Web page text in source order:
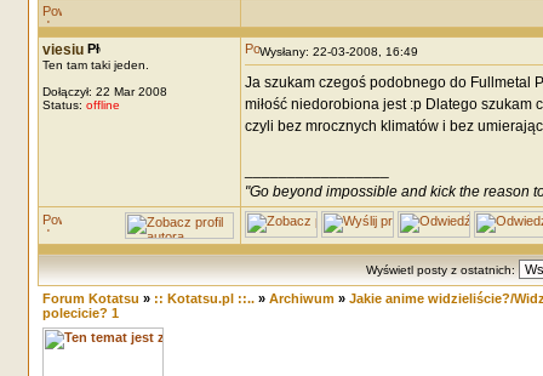
viesiu
Ten tam taki jeden.
Dołączył: 22 Mar 2008
Status: offline
Wysłany: 22-03-2008, 16:49
Ja szukam czegoś podobnego do Fullmetal
miłość niedorobiona jest :p Dlatego szukam
czyli bez mrocznych klimatów i bez
"Go beyond impossible and kick the reason
Wyświetl posty z ostatnich:
Forum Kotatsu » :: Kotatsu.pl ::..» Archiwum» Jakie anime widzieliście?/
polecicie? 1